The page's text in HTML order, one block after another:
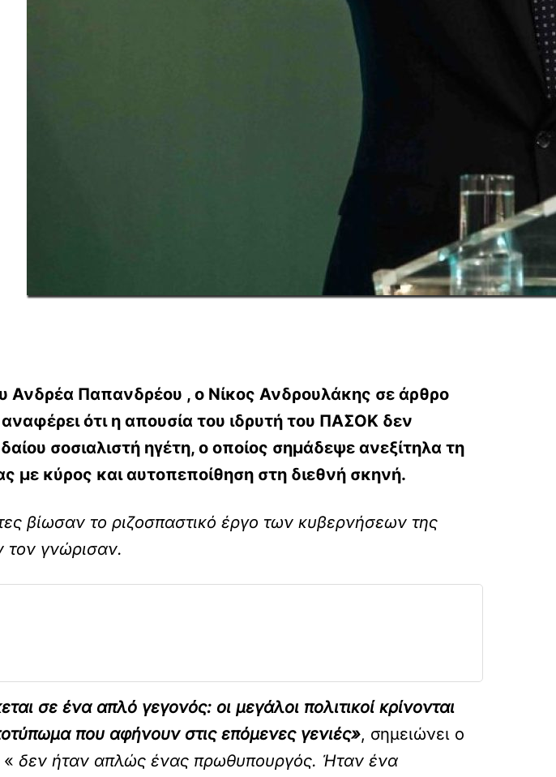
Παπανδρέου , ο Νίκος Ανδρουλάκης σε άρθρο
ότι η απουσία του ιδρυτή του ΠΑΣΟΚ δεν
σοσιαλιστή ηγέτη, ο οποίος σημάδεψε ανεξίτηλα τη
με κύρος και αυτοπεποίθηση στη διεθνή σκηνή.
βίωσαν το ριζοσπαστικό έργο των κυβερνήσεων της
γνώρισαν.
σε ένα απλό γεγονός: οι μεγάλοι πολιτικοί κρίνονται
που αφήνουν στις επόμενες γενιές», σημειώνει ο
« δεν ήταν απλώς ένας πρωθυπουργός. Ήταν ένα